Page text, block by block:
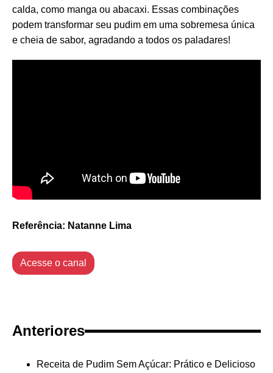
calda, como manga ou abacaxi. Essas combinações
podem transformar seu pudim em uma sobremesa única
e cheia de sabor, agradando a todos os paladares!
Referência: Natanne Lima
Acesse o canal
Anteriores
Receita de Pudim Sem Açúcar: Prático e Delicioso